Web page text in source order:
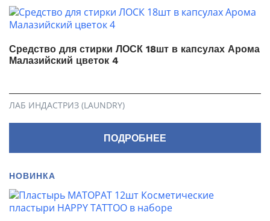
Средство для стирки ЛОСК 18шт в капсулах Арома
Малазийский цветок 4
ЛАБ ИНДАСТРИЗ (LAUNDRY)
ПОДРОБНЕЕ
НОВИНКА